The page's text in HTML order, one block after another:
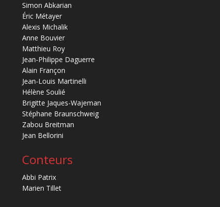
Simon Abkarian
Éric Métayer
Alexis Michalik
Anne Bouvier
Matthieu Roy
Jean-Philippe Daguerre
Alain Françon
Jean-Louis Martinelli
Hélène Soulié
Brigitte Jaques-Wajeman
Stéphane Braunschweig
Zabou Breitman
Jean Bellorini
Conteurs
Abbi Patrix
Marien Tillet